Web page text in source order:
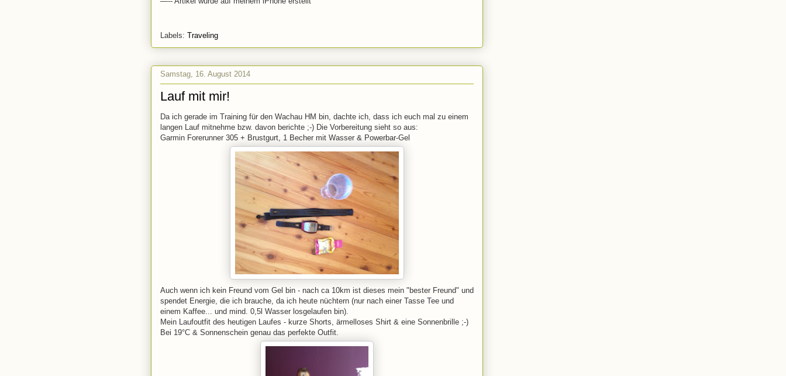
Labels: Traveling
Samstag, 16. August 2014
Lauf mit mir!
Da ich gerade im Training für den Wachau HM bin, dachte ich, dass ich euch mal zu einem
langen Lauf mitnehme bzw. davon berichte ;-) Die Vorbereitung sieht so aus:
Garmin Forerunner 305 + Brustgurt, 1 Becher mit Wasser & Powerbar-Gel
Auch wenn ich kein Freund vom Gel bin - nach ca 10km ist dieses mein "bester Freund" und
spendet Energie, die ich brauche, da ich heute nüchtern (nur nach einer Tasse Tee und
einem Kaffee... und mind. 0,5l Wasser losgelaufen bin).
Mein Laufoutfit des heutigen Laufes - kurze Shorts, ärmelloses Shirt & eine Sonnenbrille ;-)
Bei 19°C & Sonnenschein genau das perfekte Outfit.